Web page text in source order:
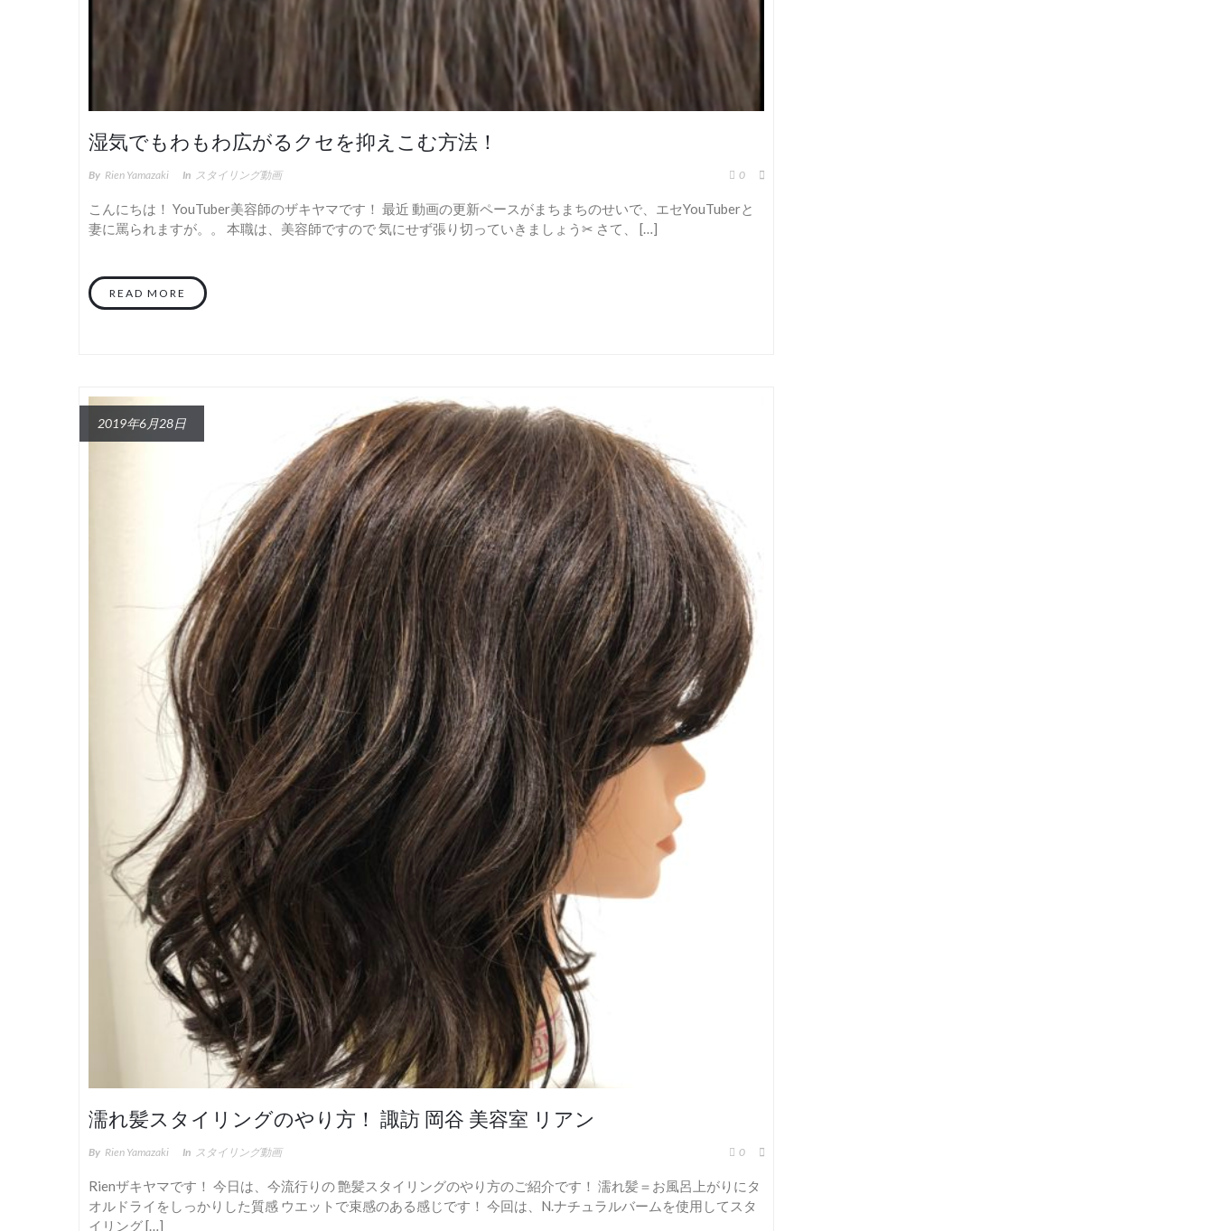
湿気でもわもわ広がるクセを抑えこむ方法！
By Rien Yamazaki In スタイリング動画 0
こんにちは！ YouTuber美容師のザキヤマです！ 最近 動画の更新ペースがまちまちのせいで、エセYouTuberと
妻に罵られますが。。 本職は、美容師ですので 気にせず張り切っていきましょう✂︎ さて、 […]
READ MORE
2019年6月28日
濡れ髪スタイリングのやり方！ 諏訪 岡谷 美容室 リアン
By Rien Yamazaki In スタイリング動画 0
Rienザキヤマです！ 今日は、今流行りの 艶髪スタイリングのやり方のご紹介です！ 濡れ髪＝お風呂上がりにタ
オルドライをしっかりした質感 ウエットで束感のある感じです！ 今回は、N.ナチュラルバームを使用してスタ
イリング […]